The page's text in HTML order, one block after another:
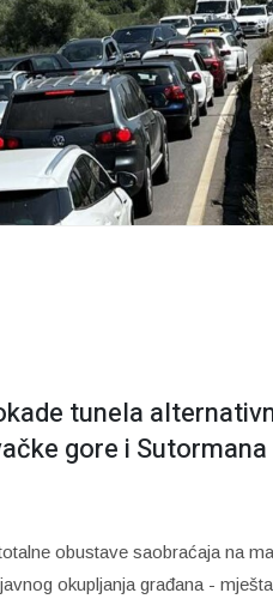
tunela
gore i Sutormana
obustave saobraćaja na
okupljanja građana -